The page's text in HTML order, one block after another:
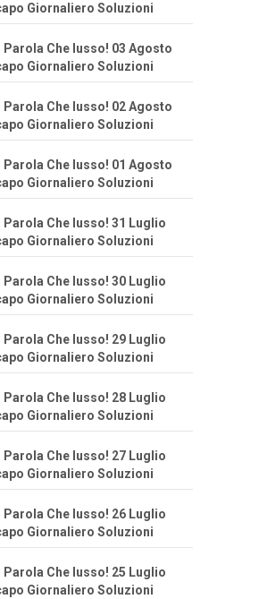
Giornaliero Soluzioni
Parola Che lusso! 03 Agosto
Giornaliero Soluzioni
Parola Che lusso! 02 Agosto
Giornaliero Soluzioni
Parola Che lusso! 01 Agosto
Giornaliero Soluzioni
Parola Che lusso! 31 Luglio
Giornaliero Soluzioni
Parola Che lusso! 30 Luglio
Giornaliero Soluzioni
Parola Che lusso! 29 Luglio
Giornaliero Soluzioni
Parola Che lusso! 28 Luglio
Giornaliero Soluzioni
Parola Che lusso! 27 Luglio
Giornaliero Soluzioni
Parola Che lusso! 26 Luglio
Giornaliero Soluzioni
Parola Che lusso! 25 Luglio
Giornaliero Soluzioni